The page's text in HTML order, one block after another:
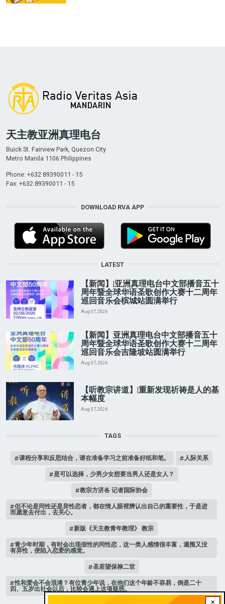
×
天主教亚洲真理电台
Buick St. Fairview Park, Quezon City
Metro Manila 1106 Philippines
Phone: +632 89390011 - 15
Fax: +632 89390011 - 15
DOWNLOAD RVA APP
LATEST
【新闻】|亚洲真理电台中文部播音五十
周年暨全球华语圣歌创作大赛十二周年
巡回音乐会槟城站圆满举行
Aug 07, 2026
【新闻】亚洲真理电台中文部播音五十
周年暨全球华语圣歌创作大赛十二周年
巡回音乐会吉隆坡站圆满举行
Aug 07, 2026
【听教宗讲道】|重新发现祈祷是人的基
本幅度
Aug 07, 2026
TAGS
课程分享和反思结合，请在准备学习之前准备好纸和笔。 人际关系
是可以选择，少男少女想要当男人还是女人？
教宗方济各 记者国际协会
但不论是同性还是异性恋者，都在情人眼裡辨认出自己的重要性，于是进
而愿意去付出，去关心。
新版《天主教青年教理》 教宗
青少年时期，有时会出现假性的同性恋，这一类人感情很丰富，週围又没
有异性，便陷入恋爱的感觉。
圣若望保禄二世
性和爱会不会混淆？有位青少年说，在他们这个年龄不容易，倒是二十
四、五岁出社会以后，比较会遇上这项疑惑。